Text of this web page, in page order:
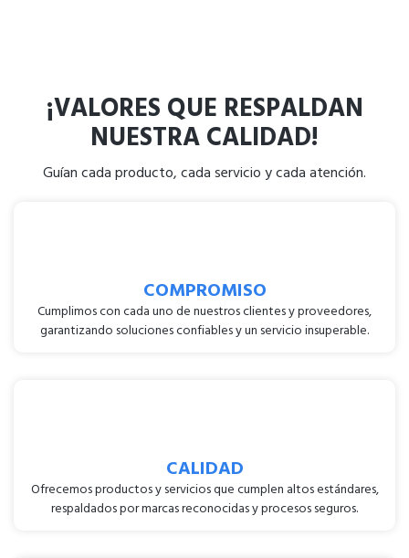
¡VALORES QUE RESPALDAN
NUESTRA CALIDAD!
Guían cada producto, cada servicio y cada atención.
COMPROMISO
Cumplimos con cada uno de nuestros clientes y proveedores,
garantizando soluciones confiables y un servicio insuperable.
CALIDAD
Ofrecemos productos y servicios que cumplen altos estándares,
respaldados por marcas reconocidas y procesos seguros.